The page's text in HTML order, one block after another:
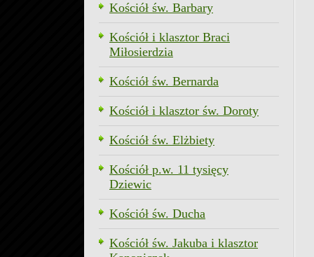
Kościół św. Barbary
Kościół i klasztor Braci
Miłosierdzia
Kościół św. Bernarda
Kościół i klasztor św. Doroty
Kościół św. Elżbiety
Kościół p.w. 11 tysięcy
Dziewic
Kościół św. Ducha
Kościół św. Jakuba i klasztor